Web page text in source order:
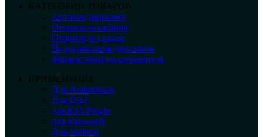
КАТЕГОРИИ ТОВАРОВ
Автокондиционер
Отопитель кабины
Отопитель салона
Подогреватель двигателя
Жидкостный подогреватель
ПРИМЕНЕНИЕ
Для Ambertruck
Для DAF
для KIA Pregio
для Kenworth
Для Junfeng